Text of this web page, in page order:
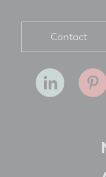
Contact